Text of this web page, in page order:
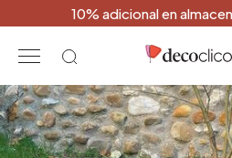
10% adicional en